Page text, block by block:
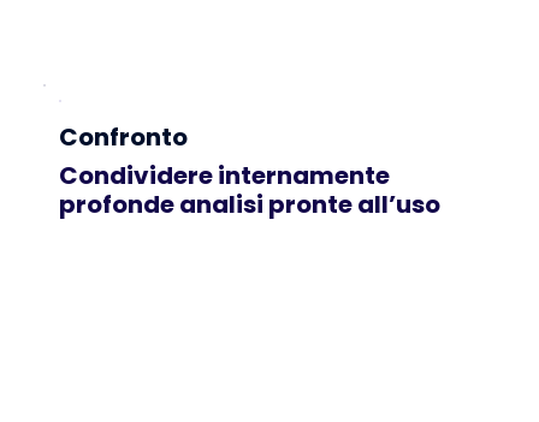
Confronto
Condividere internamente
profonde analisi pronte all’uso